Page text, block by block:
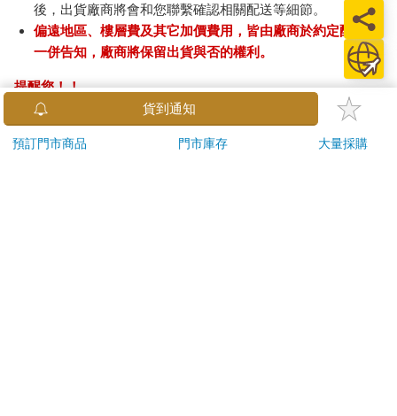
後，出貨廠商將會和您聯繫確認相關配送等細節。
偏遠地區、樓層費及其它加價費用，皆由廠商於約定配送時
一併告知，廠商將保留出貨與否的權利。
提醒您！！
金石堂及銀行均不會請您操作ATM! 如接獲電話要求您前往
ATM提款機，請不要聽從指示，以免受騙上當！
貨到通知
預訂門市商品 門市庫存 大量採購